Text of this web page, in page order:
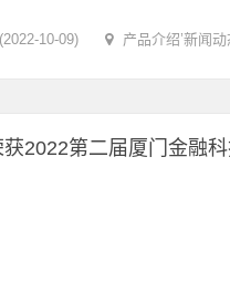
10-09) 产品介绍’新闻动
2022第二届厦门金融